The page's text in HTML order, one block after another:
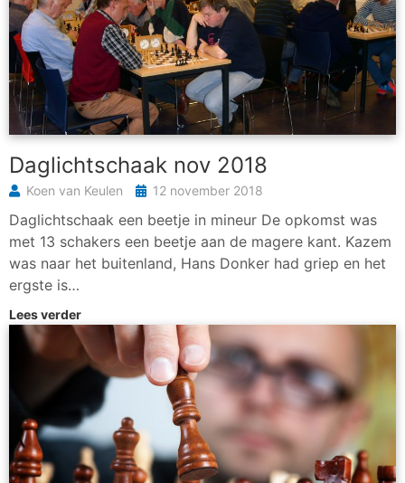
Daglichtschaak nov 2018
Koen van Keulen 12 november 2018
Daglichtschaak een beetje in mineur De opkomst was
met 13 schakers een beetje aan de magere kant. Kazem
was naar het buitenland, Hans Donker had griep en het
ergste is…
Lees verder